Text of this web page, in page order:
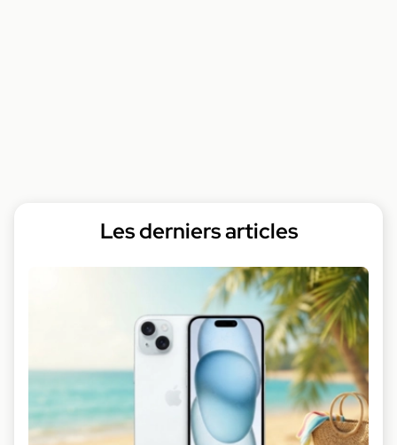
Les derniers articles